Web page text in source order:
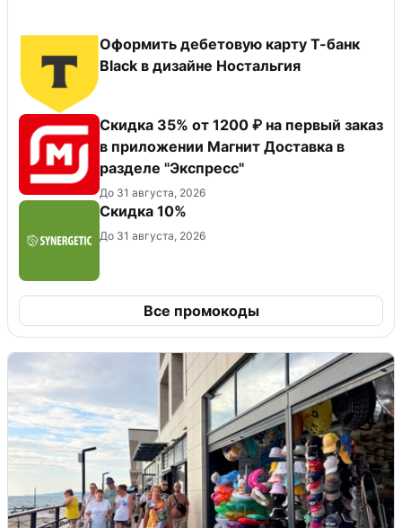
Оформить дебетовую карту Т-банк
Black в дизайне Ностальгия
Скидка 35% от 1200 ₽ на первый заказ
в приложении Магнит Доставка в
разделе "Экспресс"
До 31 августа, 2026
Скидка 10%
До 31 августа, 2026
Все промокоды